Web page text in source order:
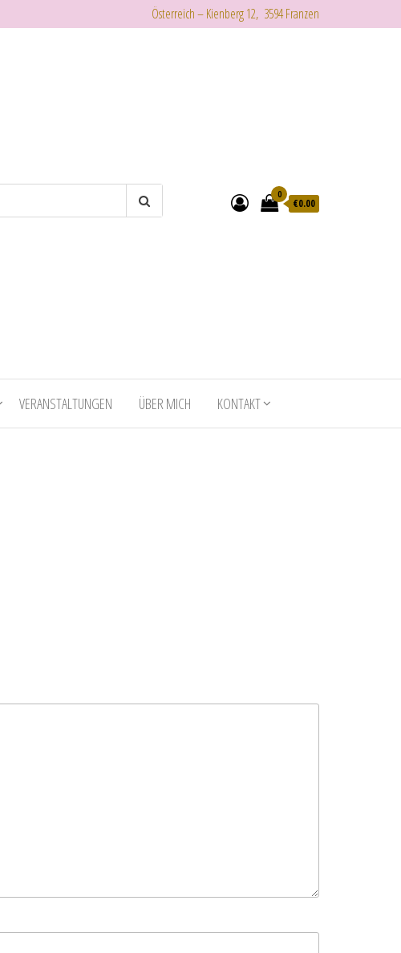
Österreich – Kienberg 12, 3594 Franzen
0
€0.00
VERANSTALTUNGEN ÜBER MICH KONTAKT